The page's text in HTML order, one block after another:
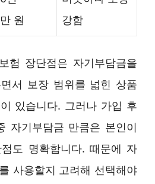
원
강함
험 장단점은 자기부담금을
서 보장 범위를 넓힌 상품
있습니다. 그러나 가입 후
자기부담금 만큼은 본인이
도 명확합니다. 때문에 자
사용할지 고려해 선택해야